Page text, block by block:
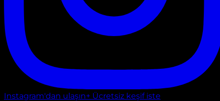
Instagram'dan ulaşın+ Ücretsiz keşif iste